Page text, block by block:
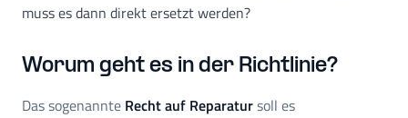
muss es dann direkt ersetzt werden?
Worum geht es in der Richtlinie?
Das sogenannte Recht auf Reparatursoll es